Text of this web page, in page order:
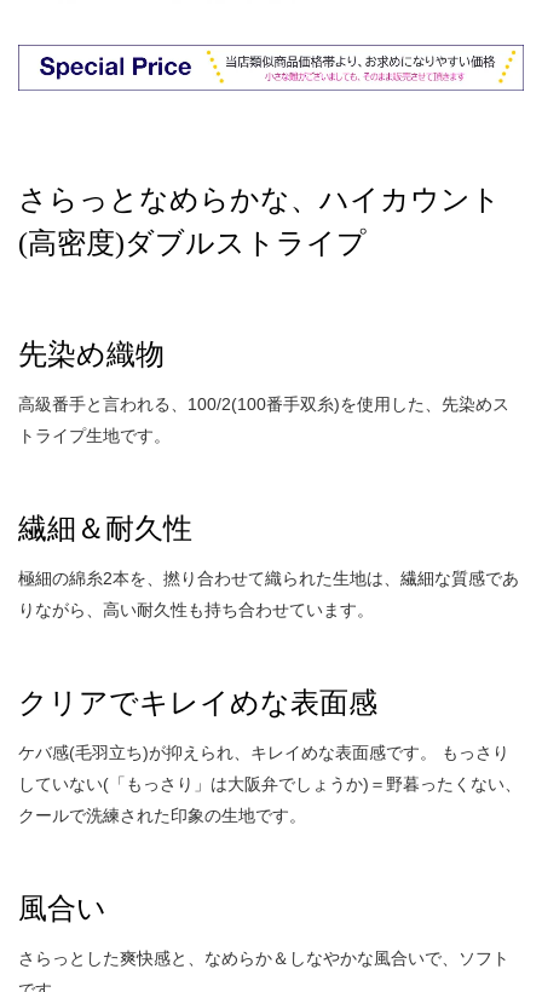
さらっとなめらかな、ハイカウント
(高密度)ダブルストライプ
先染め織物
高級番手と言われる、100/2(100番手双糸)を使用した、先染めス
トライプ生地です。
繊細＆耐久性
極細の綿糸2本を、撚り合わせて織られた生地は、繊細な質感であ
りながら、高い耐久性も持ち合わせています。
クリアでキレイめな表面感
ケバ感(毛羽立ち)が抑えられ、キレイめな表面感です。 もっさり
していない(「もっさり」は大阪弁でしょうか)＝野暮ったくない、
クールで洗練された印象の生地です。
風合い
さらっとした爽快感と、なめらか＆しなやかな風合いで、ソフト